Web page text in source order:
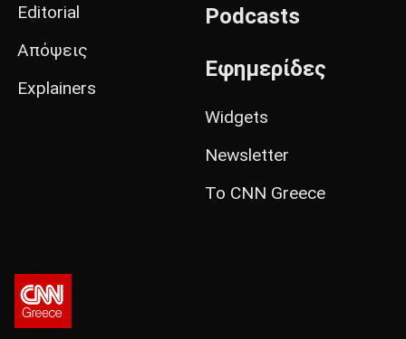
Editorial
Απόψεις
Explainers
Podcasts
Εφημερίδες
Widgets
Newsletter
Το CNN Greece